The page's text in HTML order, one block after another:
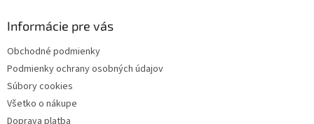
Informácie pre vás
Obchodné podmienky
Podmienky ochrany osobných údajov
Súbory cookies
Všetko o nákupe